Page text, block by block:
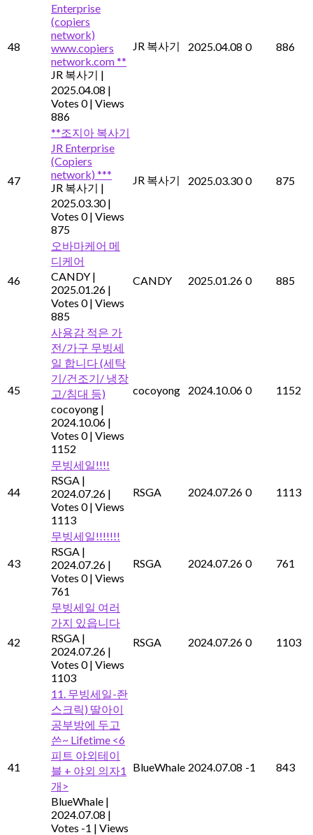
48
Enterprise
(copiers
network)
www.copiers
network.com **
JR 복사기 |
2025.04.08 |
Votes 0 | Views
886
JR 복사기 2025.04.08 0 886
47
**조지아 복사기
JR Enterprise
(Copiers
network) ***
JR 복사기 |
2025.03.30 |
Votes 0 | Views
875
JR 복사기 2025.03.30 0 875
46
오바마케어 메
디케어
CANDY |
2025.01.26 |
Votes 0 | Views
885
CANDY 2025.01.26 0 885
45
사용감 적은 가
전/가구 무빙세
일 합니다 (세탁
기/건조기/ 냉장
고/침대 등)
cocoyong |
2024.10.06 |
Votes 0 | Views
1152
cocoyong 2024.10.06 0 1152
44
무빙세일!!!!
RSGA |
2024.07.26 |
Votes 0 | Views
1113
RSGA 2024.07.26 0 1113
43
무빙세일!!!!!!!
RSGA |
2024.07.26 |
Votes 0 | Views
761
RSGA 2024.07.26 0 761
42
무빙세일 여러
가지 있읍니다
RSGA |
2024.07.26 |
Votes 0 | Views
1103
RSGA 2024.07.26 0 1103
41
11. 무빙세일-좐
스크릭) 딸아이
공부방에 두고
쓴~ Lifetime <6
피트 야외테이
블 + 야외 의자1
개>
BlueWhale |
2024.07.08 |
Votes -1 | Views
BlueWhale 2024.07.08 -1 843